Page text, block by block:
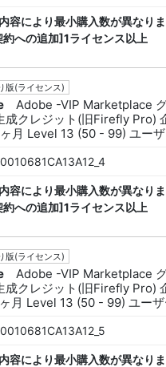
容により最小購入数が異なり
への追加]1ライセンス以上
版(ライセンス)
Adobe -VIP Marketplace
成クレジット(旧Firefly Pro)
月 Level 13 (50 - 99) ユー
容により最小購入数が異なり
への追加]1ライセンス以上
版(ライセンス)
Adobe -VIP Marketplace
成クレジット(旧Firefly Pro)
月 Level 13 (50 - 99) ユー
容により最小購入数が異なり